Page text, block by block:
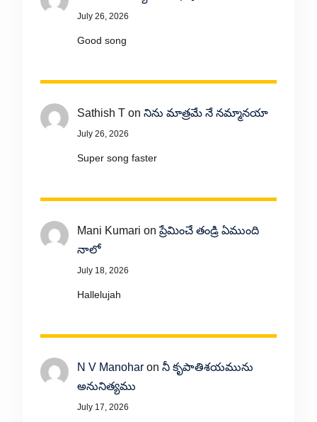
July 26, 2026
Good song
Sathish Ton నిను మాత్రమే నే నమ్మానయా
July 26, 2026
Super song faster
Mani Kumari onప్రేమించే తండ్రి ఏముంది
నాలో
July 18, 2026
Hallelujah
N V Manoharon నీ కృపాతిశయమును
అనునిత్యము
July 17, 2026